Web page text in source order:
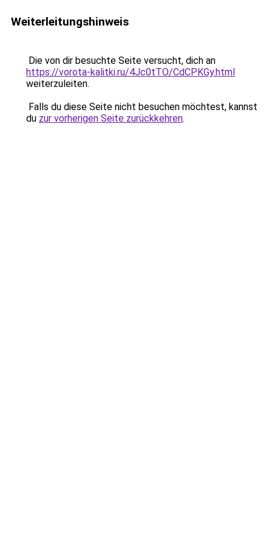
Weiterleitungshinweis
Die von dir besuchte Seite versucht, dich an
https://vorota-kalitki.ru/4Jc0tTO/CdCPKGy.html
weiterzuleiten.
Falls du diese Seite nicht besuchen möchtest, kannst
du zur vorherigen Seite zurückkehren.